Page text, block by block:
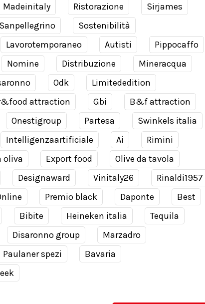
Madeinitaly Ristorazione
Sirjames
Sanpellegrino
Sostenibilità
Lavorotemporaneo Autisti
Pippocaffo
Nomine Distribuzione
Mineracqua
Odk
Limitededition
attraction Gbi
B&f attraction
Onestigroup Partesa
Swinkels italia
Intelligenzaartificiale Ai
Rimini
oliva Export food
Olive da tavola
Designaward Vinitaly26
Rinaldi1957
Premio black Daponte
Best
Bibite Heineken italia
Tequila
Disaronno group
Marzadro
Paulaner spezi
Bavaria